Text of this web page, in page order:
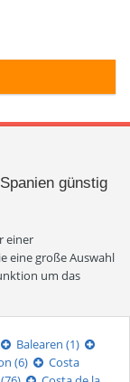
günstig
einer
eine große Auswahl
um das
Balearen (1)
(6)
Costa